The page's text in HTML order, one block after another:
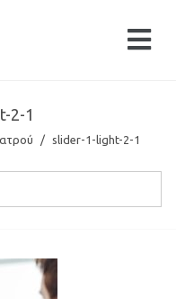
2-1
slider-1-light-2-1